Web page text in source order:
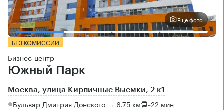
Еще фото
БЕЗ КОМИССИИ
Бизнес-центр
Южный Парк
Москва, улица Кирпичные Выемки, 2 к1
Бульвар Дмитрия Донского → 6.75 км ~22 мин